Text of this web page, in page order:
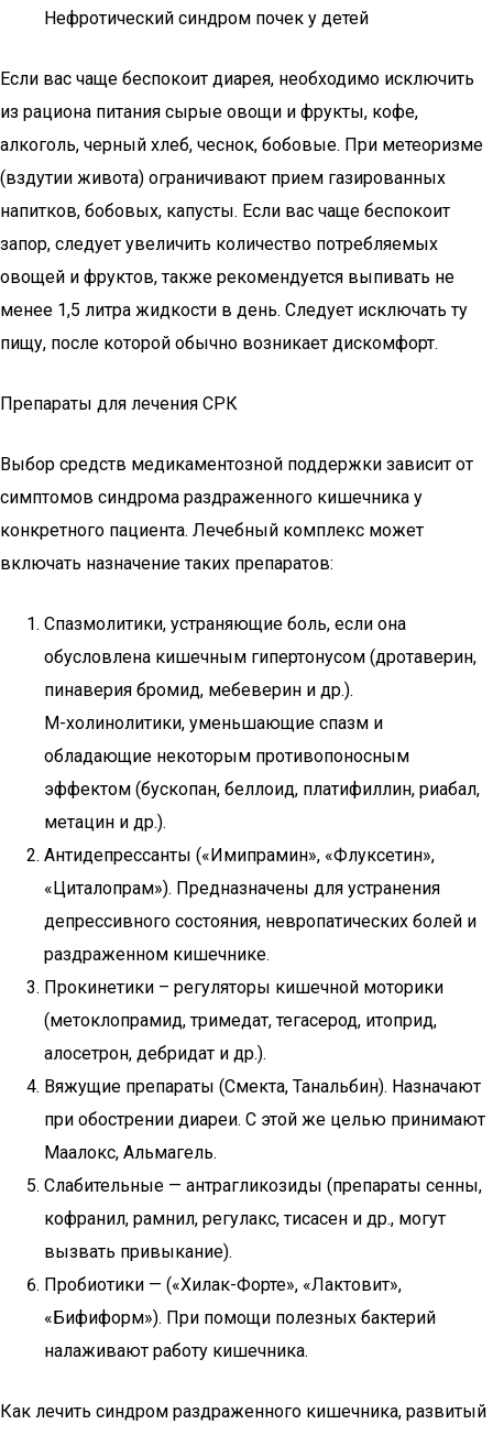
Нефротический синдром почек у детей
Если вас чаще беспокоит диарея, необходимо исключить
из рациона питания сырые овощи и фрукты, кофе,
алкоголь, черный хлеб, чеснок, бобовые. При метеоризме
(вздутии живота) ограничивают прием газированных
напитков, бобовых, капусты. Если вас чаще беспокоит
запор, следует увеличить количество потребляемых
овощей и фруктов, также рекомендуется выпивать не
менее 1,5 литра жидкости в день. Следует исключать ту
пищу, после которой обычно возникает дискомфорт.
Препараты для лечения СРК
Выбор средств медикаментозной поддержки зависит от
симптомов синдрома раздраженного кишечника у
конкретного пациента. Лечебный комплекс может
включать назначение таких препаратов:
Спазмолитики, устраняющие боль, если она
обусловлена кишечным гипертонусом (дротаверин,
пинаверия бромид, мебеверин и др.).
М-холинолитики, уменьшающие спазм и
обладающие некоторым противопоносным
эффектом (бускопан, беллоид, платифиллин, риабал,
метацин и др.).
Антидепрессанты («Имипрамин», «Флуксетин»,
«Циталопрам»). Предназначены для устранения
депрессивного состояния, невропатических болей и
раздраженном кишечнике.
Прокинетики – регуляторы кишечной моторики
(метоклопрамид, тримедат, тегасерод, итоприд,
алосетрон, дебридат и др.).
Вяжущие препараты (Смекта, Танальбин). Назначают
при обострении диареи. С этой же целью принимают
Маалокс, Альмагель.
Слабительные — антрагликозиды (препараты сенны,
кофранил, рамнил, регулакс, тисасен и др., могут
вызвать привыкание).
Пробиотики — («Хилак-Форте», «Лактовит»,
«Бифиформ»). При помощи полезных бактерий
налаживают работу кишечника.
Как лечить синдром раздраженного кишечника, развитый